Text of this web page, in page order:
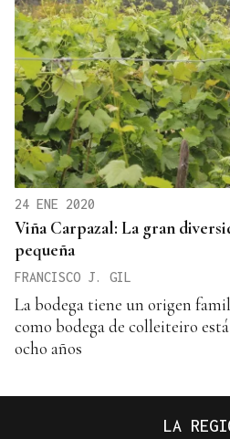
24 ENE 2020
Viña Carpazal: La gran
pequeña
FRANCISCO J. GIL
La bodega tiene un origen
como bodega de colleiteiro
ocho años
LA